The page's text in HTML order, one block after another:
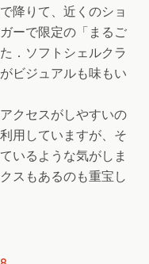
降りて、近くのショ
ーで限定の「まるご
．ソフトシェルクラ
ビジュアルも味もい
クセスがしやすいの
用していますが、そ
いるような気がしま
スもあるのも重宝し